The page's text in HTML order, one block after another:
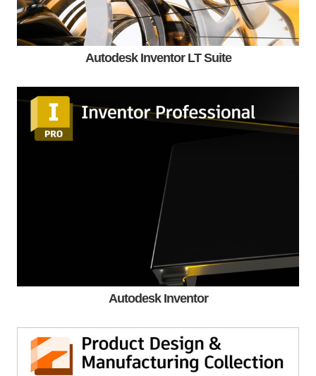
Autodesk Inventor LT Suite
Autodesk Inventor